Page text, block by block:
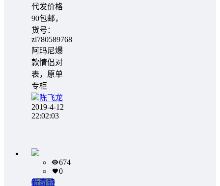
代发价格
90包邮，
货号：
zl780589768
阿玛尼爆
款情侣对
表，原单
专柜
陈飞龙
2019-4-12
22:02:03
674
0
新奇特